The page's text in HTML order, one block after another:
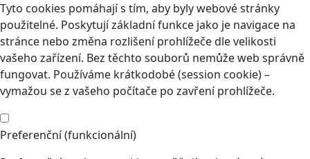
Tyto cookies pomáhají s tím, aby byly webové stránky
použitelné. Poskytují základní funkce jako je navigace na
stránce nebo změna rozlišení prohlížeče dle velikosti
vašeho zařízení. Bez těchto souborů nemůže web správně
fungovat. Používáme krátkodobé (session cookie) –
vymažou se z vašeho počítače po zavření prohlížeče.
Preferenční (funkcionální)